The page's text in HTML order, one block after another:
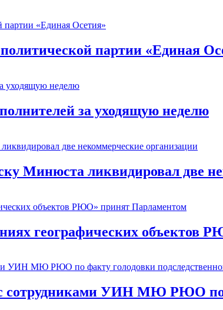
партии «Единая
за уходящую неделю
Минюста ликвидировал две
географических объектов
сотрудниками УИН МЮ РЮО по